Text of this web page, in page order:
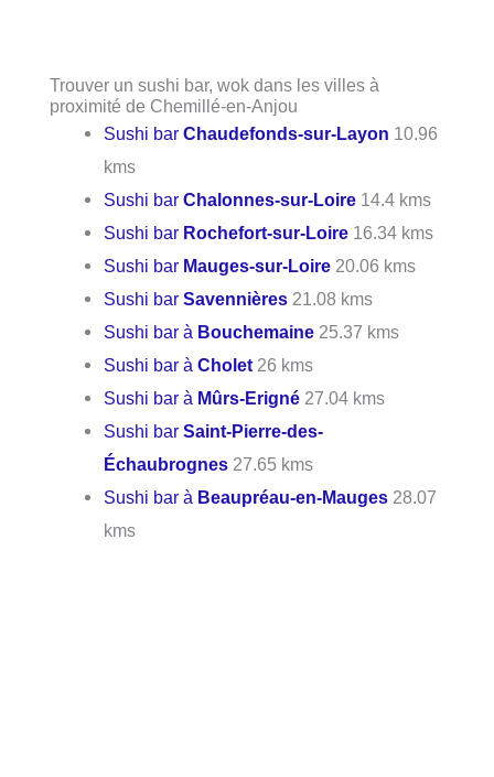
Trouver un sushi bar, wok dans les villes à
proximité de Chemillé-en-Anjou
Sushi barChaudefonds-sur-Layon 10.96
kms
Sushi barChalonnes-sur-Loire 14.4 kms
Sushi bar Rochefort-sur-Loire 16.34 kms
Sushi bar Mauges-sur-Loire 20.06 kms
Sushi barSavennières 21.08 kms
Sushi bar à Bouchemaine 25.37 kms
Sushi bar àCholet 26 kms
Sushi bar à Mûrs-Erigné 27.04 kms
Sushi barSaint-Pierre-des-
Échaubrognes 27.65 kms
Sushi bar à Beaupréau-en-Mauges 28.07
kms